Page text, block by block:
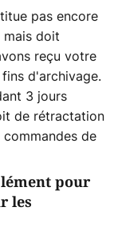
pas encore
doit
reçu votre
d'archivage.
3 jours
de rétractation
de
pour
les